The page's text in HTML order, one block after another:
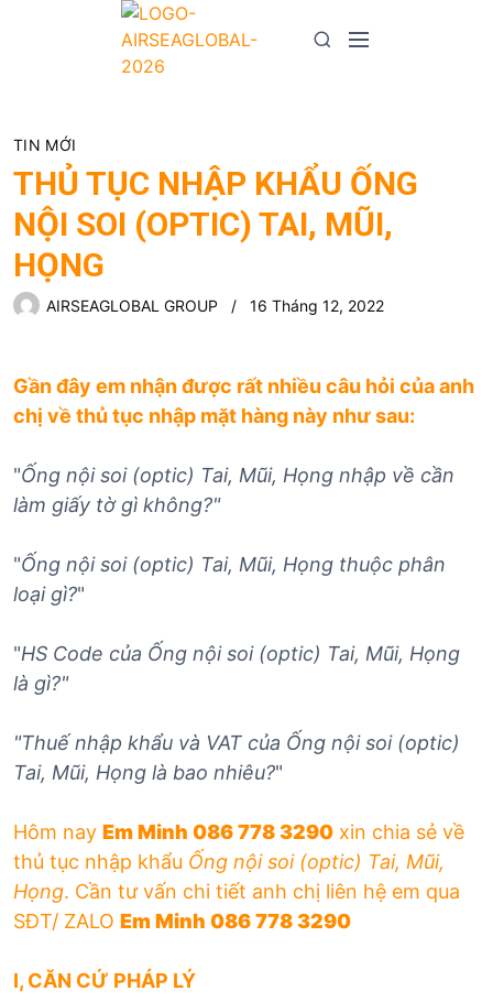
S
h
M
TIN MỚI
THỦ TỤC NHẬP KHẨU ỐNG
NỘI SOI (OPTIC) TAI, MŨI,
HỌNG
AIRSEAGLOBAL GROUP 16 Tháng 12, 2022
Gần đây em nhận được rất nhiều câu hỏi của anh
chị về thủ tục nhập mặt hàng này như sau:
"Ống nội soi (optic) Tai, Mũi, Họng nhập về cần
làm giấy tờ gì không?"
"Ống nội soi (optic) Tai, Mũi, Họng thuộc phân
loại gì?"
"HS Code của Ống nội soi (optic) Tai, Mũi, Họng
là gì?"
"Thuế nhập khẩu và VAT của Ống nội soi (optic)
Tai, Mũi, Họng là bao nhiêu?"
Hôm nay Em Minh 086 778 3290 xin chia sẻ về
thủ tục nhập khẩu Ống nội soi (optic) Tai, Mũi,
Họng. Cần tư vấn chi tiết anh chị liên hệ em qua
SĐT/ ZALO Em Minh 086 778 3290
I, CĂN CỨ PHÁP LÝ